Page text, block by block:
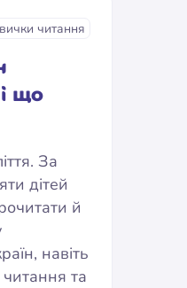
що
За
дітей
й
навіть
та